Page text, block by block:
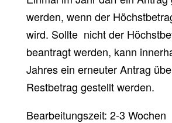
werden, wenn der
wird. Sollte nicht der
beantragt werden, kann
Jahres ein erneuter Antrag
Restbetrag gestellt werden.
Bearbeitungszeit: 2-3 Wochen